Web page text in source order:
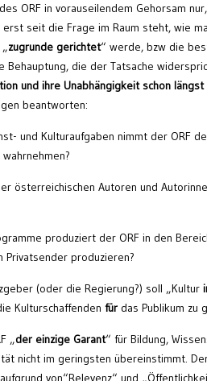
ORF in vorauseilendem Gehorsam
erst seit die Frage im Raum steht, wie
zugrunde gerichtet“ werde, bzw die
Behauptung, die der Tatsache
und ihre Unabhängigkeit schon
beantworten:
und Kulturaufgaben nimmt der ORF
österreichischen Autoren und
produziert der ORF in den
Privatsender produzieren?
(oder die Regierung?) soll „Kultur
Kulturschaffenden für das Publikum zu
„der einzige Garant“ für Bildung,
nicht im geringsten übereinstimmt.
von“Relevenz“ und